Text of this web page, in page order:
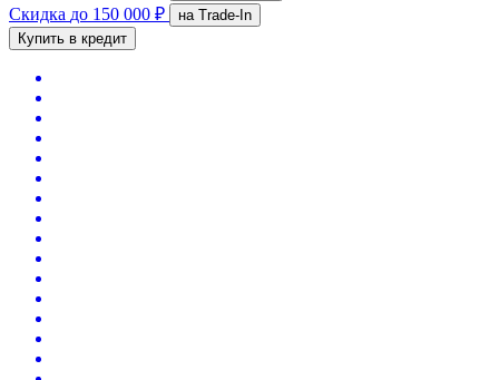
Скидка до 150 000 ₽
на Trade-In
Купить в кредит